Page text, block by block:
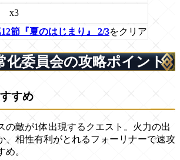
x3
節『夏のはじまり』 2/3をクリア
化委員会の攻略ポイント
すめ
の敵が1体出現するクエスト。火力の出
、相性有利がとれるフォーリナーで速攻
め。